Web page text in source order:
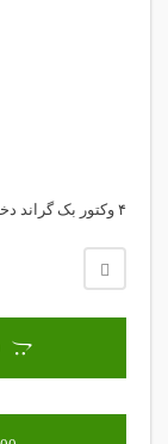
۴ وکتور بک گراند دخترانه عمودی شخصیت کیتی